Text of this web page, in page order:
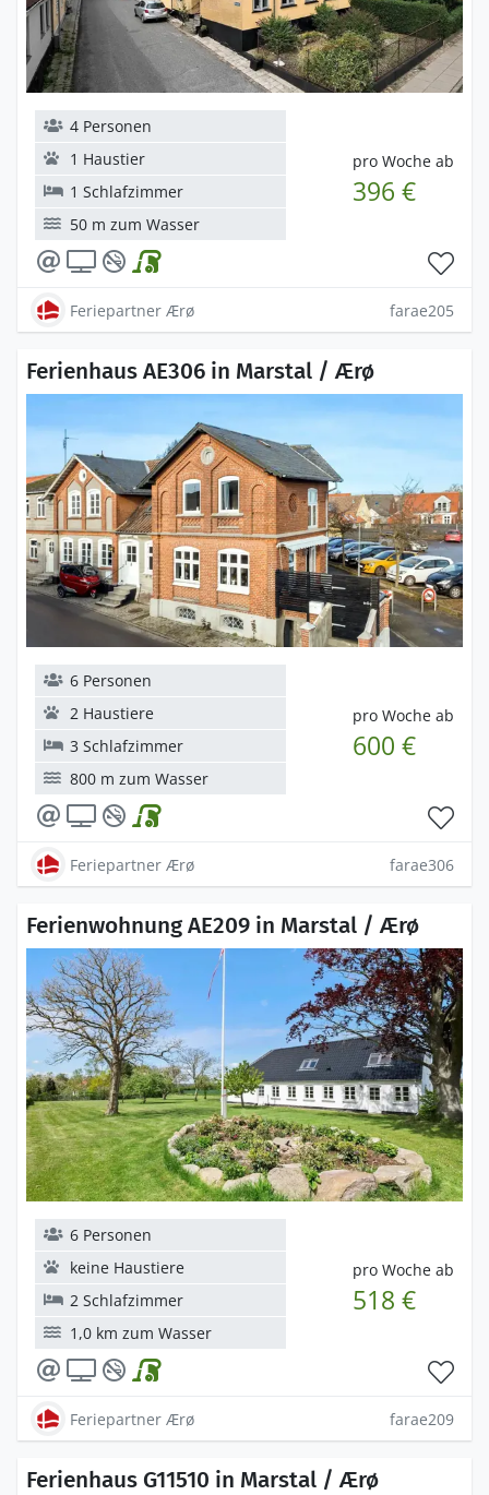
pro Woche ab
396 €
4 Personen
1 Haustier
1 Schlafzimmer
50 m zum Wasser
Feriepartner Ærø farae205
Ferienhaus AE306 in Marstal / Ærø
pro Woche ab
600 €
6 Personen
2 Haustiere
3 Schlafzimmer
800 m zum Wasser
Feriepartner Ærø farae306
Ferienwohnung AE209 in Marstal / Ærø
pro Woche ab
518 €
6 Personen
keine Haustiere
2 Schlafzimmer
1,0 km zum Wasser
Feriepartner Ærø farae209
Ferienhaus G11510 in Marstal / Ærø